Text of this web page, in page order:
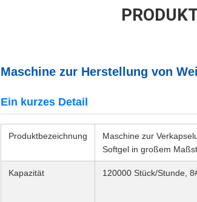
Maschine zur Herstellung von
Ein kurzes Detail
Produktbezeichnung
Maschine zur
Softgel in großem
Kapazität 120000 Stück/Stunde,